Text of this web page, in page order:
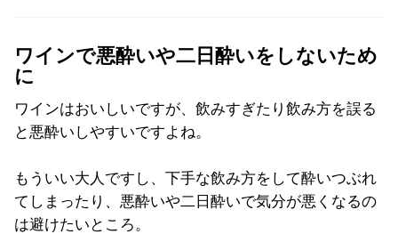
ワインで悪酔いや二日酔いをしないため
に
ワインはおいしいですが、飲みすぎたり飲み方を誤る
と悪酔いしやすいですよね。
もういい大人ですし、下手な飲み方をして酔いつぶれ
てしまったり、悪酔いや二日酔いで気分が悪くなるの
は避けたいところ。